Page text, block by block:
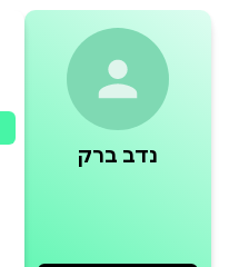
נדב ברק